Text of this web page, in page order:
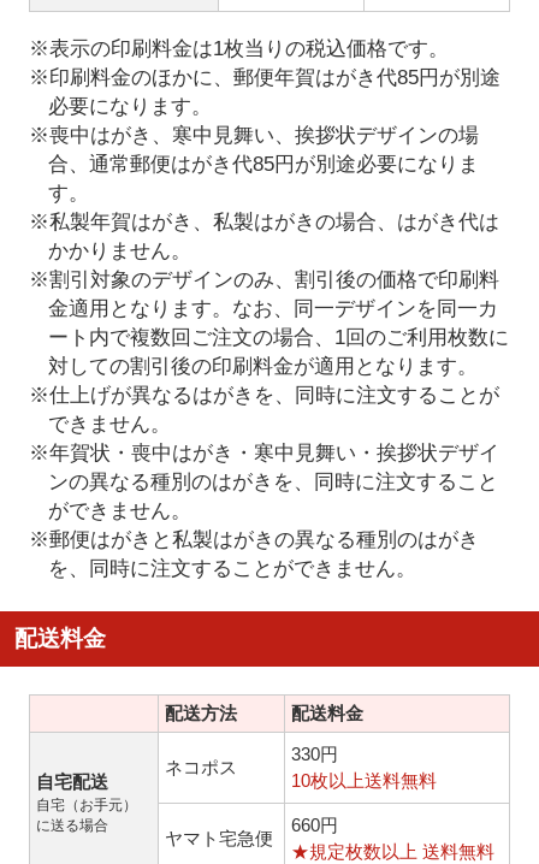
※表示の印刷料金は1枚当りの税込価格です。
※印刷料金のほかに、郵便年賀はがき代85円が別途
必要になります。
※喪中はがき、寒中見舞い、挨拶状デザインの場
合、通常郵便はがき代85円が別途必要になりま
す。
※私製年賀はがき、私製はがきの場合、はがき代は
かかりません。
※割引対象のデザインのみ、割引後の価格で印刷料
金適用となります。なお、同一デザインを同一カ
ート内で複数回ご注文の場合、1回のご利用枚数に
対しての割引後の印刷料金が適用となります。
※仕上げが異なるはがきを、同時に注文することが
できません。
※年賀状・喪中はがき・寒中見舞い・挨拶状デザイ
ンの異なる種別のはがきを、同時に注文すること
ができません。
※郵便はがきと私製はがきの異なる種別のはがき
を、同時に注文することができません。
配送料金
配送方法 配送料金
自宅配送
自宅（お手元）
に送る場合
ネコポス
330円
10枚以上送料無料
ヤマト宅急便
660円
★規定枚数以上 送料無料